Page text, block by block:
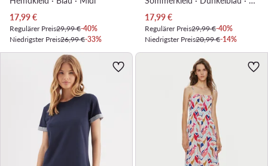
Aktueller Preis
17,99€
Regulärer Preis29,99 €-40%
Niedrigster Preis26,99 €-33%
Aktueller Preis
17,99€
Regulärer Preis29,99 €-40%
Niedrigster Preis20,99 €-14%